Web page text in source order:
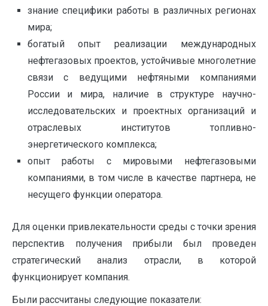
знание специфики работы в различных регионах
мира;
богатый опыт реализации международных
нефтегазовых проектов, устойчивые многолетние
связи с ведущими нефтяными компаниями
России и мира, наличие в структуре научно-
исследовательских и проектных организаций и
отраслевых институтов топливно-
энергетического комплекса;
опыт работы с мировыми нефтегазовыми
компаниями, в том числе в качестве партнера, не
несущего функции оператора.
Для оценки привлекательности среды с точки зрения
перспектив получения прибыли был проведен
стратегический анализ отрасли, в которой
функционирует компания.
Были рассчитаны следующие показатели: